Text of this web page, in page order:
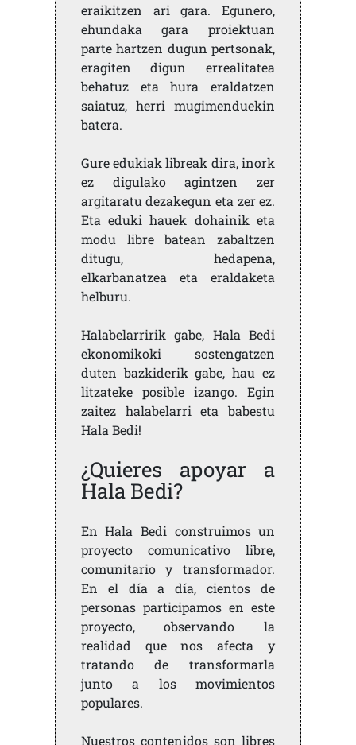
eraikitzen ari gara. Egunero,
ehundaka gara proiektuan
parte hartzen dugun pertsonak,
eragiten digun errealitatea
behatuz eta hura eraldatzen
saiatuz, herri mugimenduekin
batera.
Gure edukiak libreak dira, inork
ez digulako agintzen zer
argitaratu dezakegun eta zer ez.
Eta eduki hauek dohainik eta
modu libre batean zabaltzen
ditugu, hedapena,
elkarbanatzea eta eraldaketa
helburu.
Halabelarririk gabe, Hala Bedi
ekonomikoki sostengatzen
duten bazkiderik gabe, hau ez
litzateke posible izango. Egin
zaitez halabelarri eta babestu
Hala Bedi!
¿Quieres apoyar a
Hala Bedi?
En Hala Bedi construimos un
proyecto comunicativo libre,
comunitario y transformador.
En el día a día, cientos de
personas participamos en este
proyecto, observando la
realidad que nos afecta y
tratando de transformarla
junto a los movimientos
populares.
Nuestros contenidos son libres